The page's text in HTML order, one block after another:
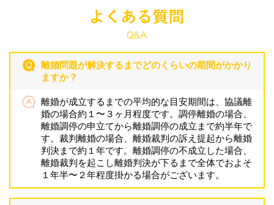
離婚問題が解決するまでどのくらいの期間がかかり
ますか？
離婚が成立するまでの平均的な目安期間は、協議離
婚の場合約１〜３ヶ月程度です。調停離婚の場合、
離婚調停の申立てから離婚調停の成立まで約半年で
す。裁判離婚の場合、離婚裁判の訴え提起から離婚
判決まで約１年です。離婚調停の不成立した場合、
離婚裁判を起こし離婚判決が下るまで全体でおよそ
１年半〜２年程度掛かる場合がございます。